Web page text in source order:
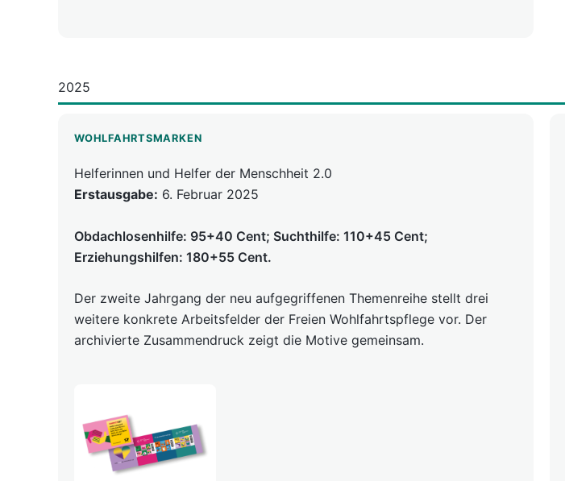
2025
WOHLFAHRTSMARKEN
Helferinnen und Helfer der Menschheit 2.0
Erstausgabe: 6. Februar 2025
Obdachlosenhilfe: 95+40 Cent; Suchthilfe: 110+45 Cent;
Erziehungshilfen: 180+55 Cent.
Der zweite Jahrgang der neu aufgegriffenen Themenreihe stellt drei
weitere konkrete Arbeitsfelder der Freien Wohlfahrtspflege vor. Der
archivierte Zusammendruck zeigt die Motive gemeinsam.